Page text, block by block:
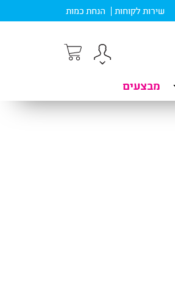
שירות לקוחות הנחת כמות
מבצעים